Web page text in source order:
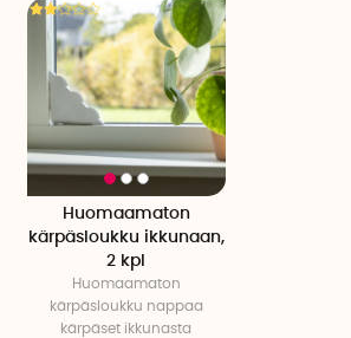
Huomaamaton
kärpäsloukku ikkunaan,
2 kpl
Huomaamaton
kärpäsloukku nappaa
kärpäset ikkunasta